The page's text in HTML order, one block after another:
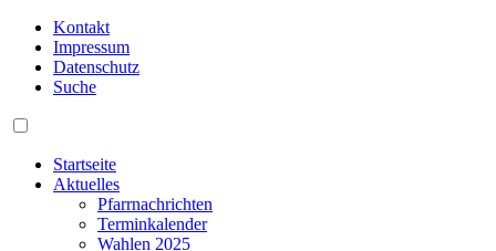
Kontakt
Impressum
Datenschutz
Suche
Startseite
Aktuelles
Pfarrnachrichten
Terminkalender
Wahlen 2025